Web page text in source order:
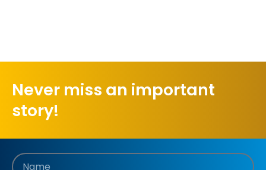
Never miss an important
story!